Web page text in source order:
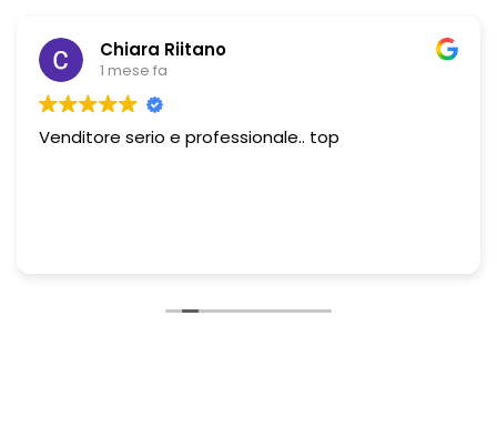
Chiara Riitano
1 mese fa
Venditore serio e professionale.. top